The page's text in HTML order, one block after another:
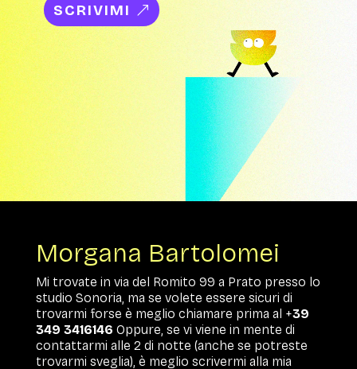
SCRIVIMI
Morgana Bartolomei
Mi trovate in via del Romito 99 a Prato presso lo
studio Sonoria, ma se volete essere sicuri di
trovarmi forse è meglio chiamare prima al +39
349 3416146 Oppure, se vi viene in mente di
contattarmi alle 2 di notte (anche se potreste
trovarmi sveglia), è meglio scrivermi alla mia